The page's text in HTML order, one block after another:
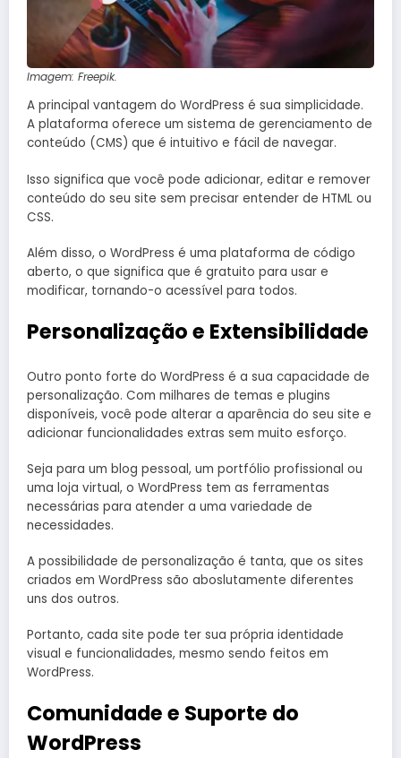
Imagem: Freepik.
A principal vantagem do WordPress é sua simplicidade.
A plataforma oferece um sistema de gerenciamento de
conteúdo (CMS) que é intuitivo e fácil de navegar.
Isso significa que você pode adicionar, editar e remover
conteúdo do seu site sem precisar entender de HTML ou
CSS.
Além disso, o WordPress é uma plataforma de código
aberto, o que significa que é gratuito para usar e
modificar, tornando-o acessível para todos.
Personalização e Extensibilidade
Outro ponto forte do WordPress é a sua capacidade de
personalização. Com milhares de temas e plugins
disponíveis, você pode alterar a aparência do seu site e
adicionar funcionalidades extras sem muito esforço.
Seja para um blog pessoal, um portfólio profissional ou
uma loja virtual, o WordPress tem as ferramentas
necessárias para atender a uma variedade de
necessidades.
A possibilidade de personalização é tanta, que os sites
criados em WordPress são aboslutamente diferentes
uns dos outros.
Portanto, cada site pode ter sua própria identidade
visual e funcionalidades, mesmo sendo feitos em
WordPress.
Comunidade e Suporte do
WordPress